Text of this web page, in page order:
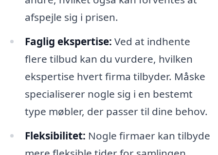
afspejle sig i prisen.
Faglig ekspertise: Ved at indhente
flere tilbud kan du vurdere, hvilken
ekspertise hvert firma tilbyder. Måske
specialiserer nogle sig i en bestemt
type møbler, der passer til dine behov.
Fleksibilitet: Nogle firmaer kan tilbyde